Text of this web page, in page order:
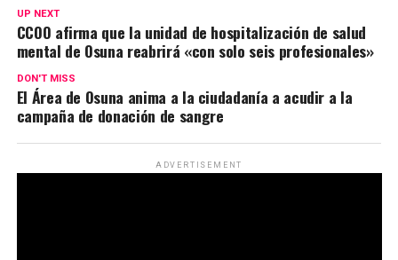
UP NEXT
CCOO afirma que la unidad de hospitalización de salud
mental de Osuna reabrirá «con solo seis profesionales»
DON'T MISS
El Área de Osuna anima a la ciudadanía a acudir a la
campaña de donación de sangre
ADVERTISEMENT